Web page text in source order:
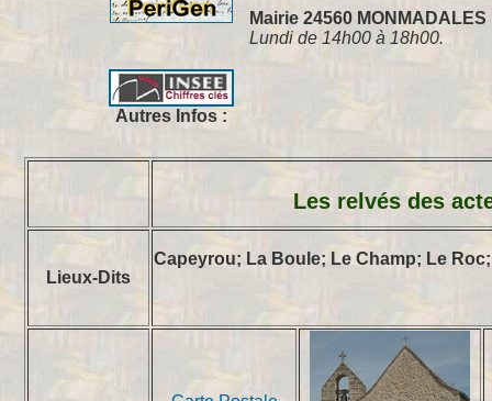
Mairie 24560 MONMADALES
Lundi de 14h00 à 18h00.
Autres Infos :
Les relvés des
Lieux-Dits
Capeyrou; La Boule; Le Champ; Le